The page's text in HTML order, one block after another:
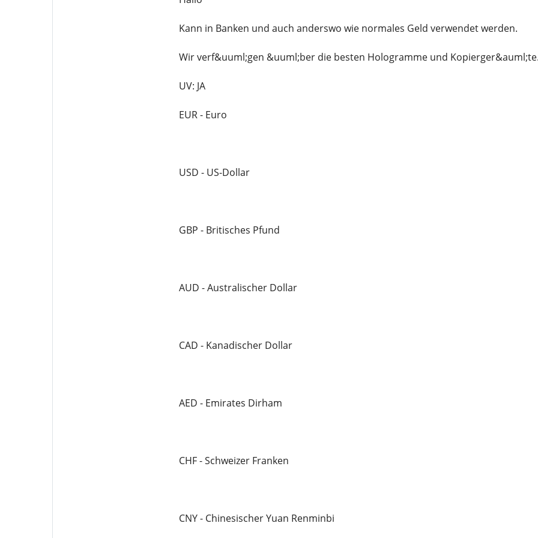
Kann in Banken und auch anderswo wie normales Geld verwendet werden.
Wir verf&uuml;gen &uuml;ber die besten Hologramme und
UV: JA
EUR - Euro
USD - US-Dollar
GBP - Britisches Pfund
AUD - Australischer Dollar
CAD - Kanadischer Dollar
AED - Emirates Dirham
CHF - Schweizer Franken
CNY - Chinesischer Yuan Renminbi